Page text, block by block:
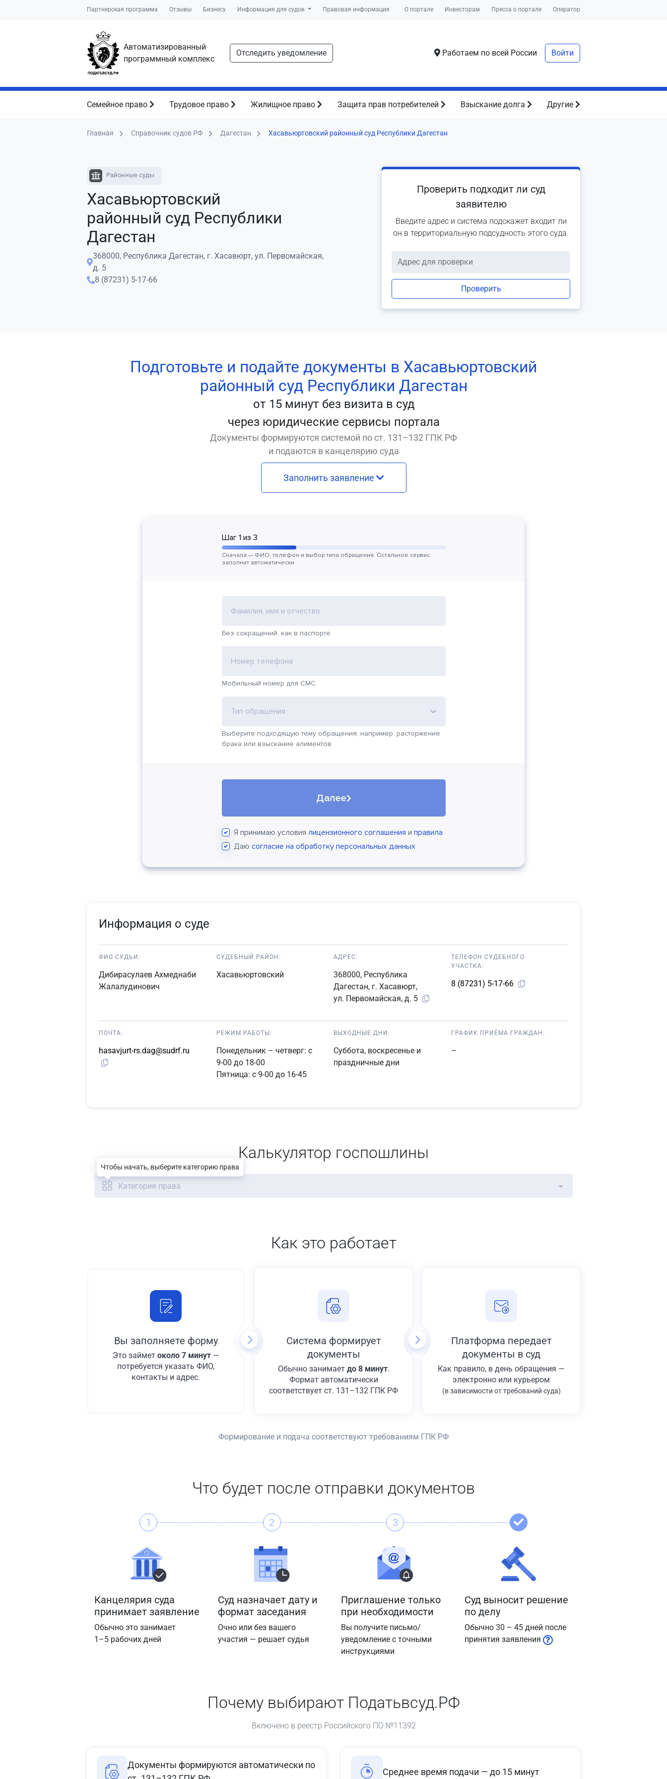
Партнерская программа Отзывы Бизнесу Информация для судов Правовая информация О портале Инвесторам Пресса о портале Оператор
Автоматизированный
программный комплекс
Отследить уведомление Работаем по всей России Войти
Семейное право Трудовое право Жилищное право Защита прав потребителей Взыскание долга Другие
Главная Справочник судов РФ Дагестан Хасавьюртовский районный суд Республики Дагестан
Районные суды
Хасавьюртовский
районный суд Республики
Дагестан
368000, Республика Дагестан, г. Хасавюрт, ул. Первомайская,
д. 5
8 (87231) 5-17-66
Проверить подходит ли суд
заявителю
Введите адрес и система подскажет входит ли
он в территориальную подсудность этого суда.
Проверить
Подготовьте и подайте документы в Хасавьюртовский
районный суд Республики Дагестан
от 15 минут без визита в суд
через юридические сервисы портала
Документы формируются системой по ст. 131–132 ГПК РФ
и подаются в канцелярию суда
Заполнить заявление
Шаг 1 из 3
Сначала — ФИО, телефон и выбор типа обращения. Остальное сервис
заполнит автоматически
Фамилия, имя и отчество
Без сокращений, как в паспорте
Номер телефона
Мобильный номер для СМС
Тип обращения
Выберите подходящую тему обращения, например: расторжение
брака или взыскание алиментов
Далее
Я принимаю условия лицензионного соглашения и правила
Даю согласие на обработку персональных данных
Информация о суде
ФИО СУДЬИ:
Дибирасулаев Ахмеднаби
Жалалудинович
СУДЕБНЫЙ РАЙОН:
Хасавьюртовский
АДРЕС:
368000, Республика
Дагестан, г. Хасавюрт,
ул. Первомайская, д. 5
ТЕЛЕФОН СУДЕБНОГО
УЧАСТКА:
8 (87231) 5-17-66
ПОЧТА:
hasavjurt-rs.dag@sudrf.ru
РЕЖИМ РАБОТЫ:
Понедельник – четверг: с
9-00 до 18-00
Пятница: с 9-00 до 16-45
ВЫХОДНЫЕ ДНИ:
Суббота, воскресенье и
праздничные дни
ГРАФИК ПРИЁМА ГРАЖДАН:
–
Калькулятор госпошлины
Категория права
Как это работает
Вы заполняете форму
Это займет около 7 минут—
потребуется указать ФИО,
контакты и адрес.
Система формирует
документы
Обычно занимает до 8 минут.
Формат автоматически
соответствует ст. 131–132 ГПК РФ
Платформа передает
документы в суд
Как правило, в день обращения —
электронно или курьером
(в зависимости от требований суда)
Формирование и подача соответствуют требованиям ГПК РФ
Что будет после отправки документов
1
Канцелярия суда
принимает заявление
Обычно это занимает
1–5 рабочих дней
2
Суд назначает дату и
формат заседания
Очно или без вашего
участия — решает судья
3
Приглашение только
при необходимости
Вы получите письмо/
уведомление с точными
инструкциями
Суд выносит решение
по делу
Обычно 30 – 45 дней после
принятия заявления
Почему выбирают Податьвсуд.РФ
Включено в реестр Российского ПО №11392
Документы формируются автоматически по
Среднее время подачи — до 15 минут
Чтобы начать, выберите категорию права